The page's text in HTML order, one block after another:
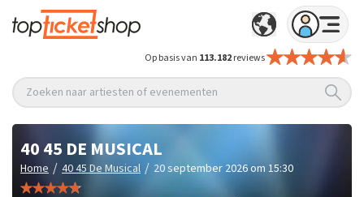
Op basis van 113.182reviews
Zoeken naar artiesten of evenementen
40 45 DE MUSICAL
Home / 40 45 De Musical / 20 september 2026 om 15:30